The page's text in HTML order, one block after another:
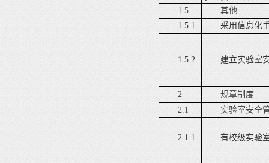
1.5
其他
1.5.1
采用信息化
1.5.2 建立实验室
2
规章制度
2.1
实验室安全
2.1.1 有校级实验